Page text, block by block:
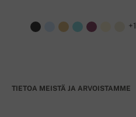
+1
TIETOA MEISTÄ JA ARVOISTAMME